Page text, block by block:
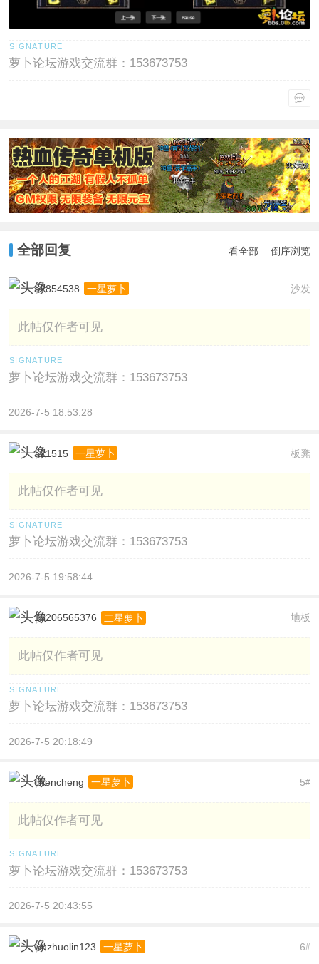
萝卜论坛游戏交流群：153673753
全部回复 看全部 倒序浏览
沙发
a2854538 一星萝卜
此帖仅作者可见
萝卜论坛游戏交流群：153673753
2026-7-5 18:53:28
板凳
a21515 一星萝卜
此帖仅作者可见
萝卜论坛游戏交流群：153673753
2026-7-5 19:58:44
地板
15206565376 二星萝卜
此帖仅作者可见
萝卜论坛游戏交流群：153673753
2026-7-5 20:18:49
5#
chencheng 一星萝卜
此帖仅作者可见
萝卜论坛游戏交流群：153673753
2026-7-5 20:43:55
6#
wuzhuolin123 一星萝卜